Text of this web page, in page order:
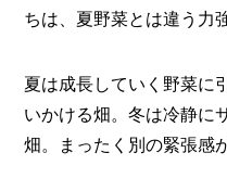
ちは、夏野菜とは違う
夏は成長していく野菜に
いかける畑。冬は冷静に
畑。まったく別の緊張感